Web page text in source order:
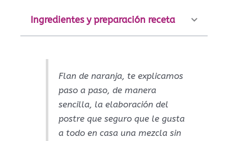
Ingredientes y preparación receta
Flan de naranja, te explicamos
paso a paso, de manera
sencilla, la elaboración del
postre que seguro que le gusta
a todo en casa una mezcla sin